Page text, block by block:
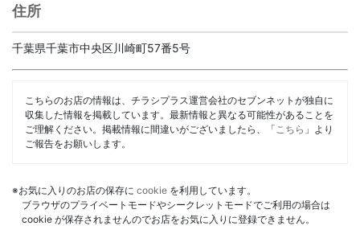
住所
千葉県千葉市中央区川崎町57番5号
こちらのお店の情報は、チラシプラス運営会社のセブンネットが独自に
収集した情報を掲載しています。最新情報と異なる可能性があることを
ご理解ください。掲載情報に間違いがございましたら、「 こちら 」より
ご報告をお願いします。
※お気に入りのお店の保存に cookie を利用しています。
ブラウザのプライベートモードやシークレットモードでご利用の場合は
cookie が保存されませんのでお店をお気に入りに登録できません。